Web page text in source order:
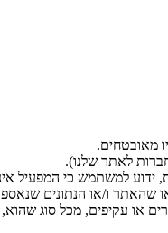
למשתמש כי המפעיל
ו/או הנתונים שנאספו
או עקיפים, מכל סוג